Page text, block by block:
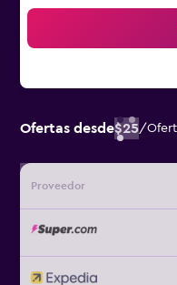
Ofertas desde$25/
Proveedor